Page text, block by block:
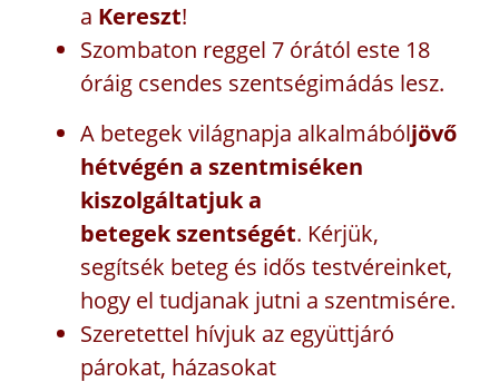
a Kereszt!
Szombaton reggel 7 órától este 18
óráig csendes szentségimádás lesz.
A betegek világnapja alkalmábóljövő
hétvégén a szentmiséken
kiszolgáltatjuk a
betegek szentségét. Kérjük,
segítsék beteg és idős testvéreinket,
hogy el tudjanak jutni a szentmisére.
Szeretettel hívjuk az együttjáró
párokat, házasokat